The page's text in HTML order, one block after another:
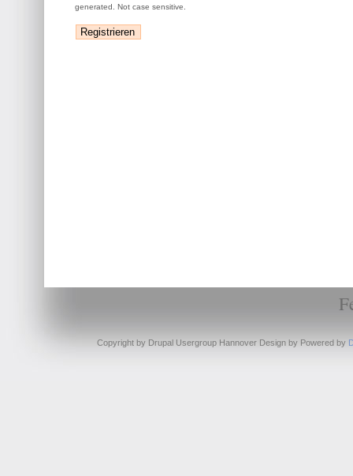
generated. Not case sensitive.
Copyright by Drupal Usergroup Hannover Design by Powered by